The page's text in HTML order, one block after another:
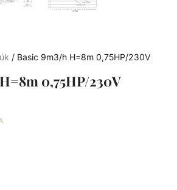
/ Basic 9m3/h H=8m 0,75HP/230V
0,75HP/230V